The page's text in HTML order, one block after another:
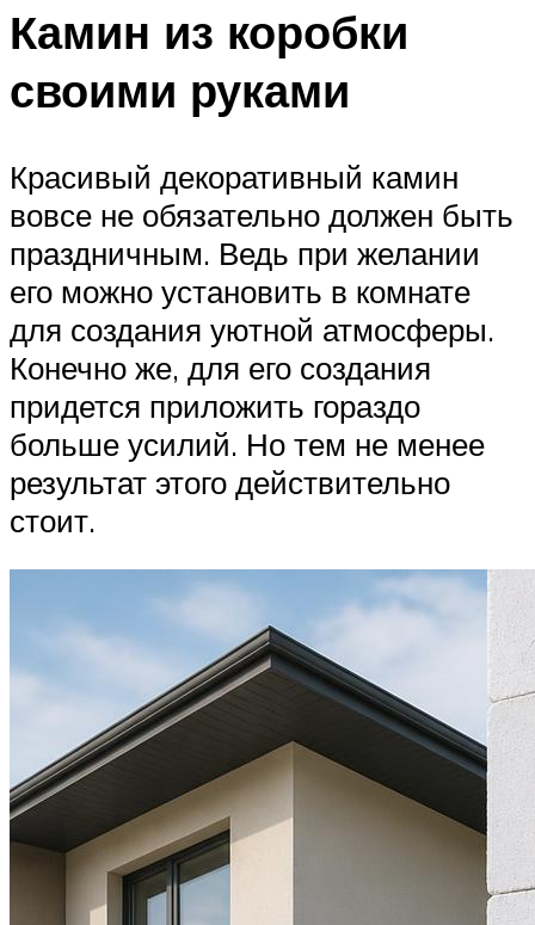
Камин из коробки
своими руками
Красивый декоративный камин
вовсе не обязательно должен быть
праздничным. Ведь при желании
его можно установить в комнате
для создания уютной атмосферы.
Конечно же, для его создания
придется приложить гораздо
больше усилий. Но тем не менее
результат этого действительно
стоит.